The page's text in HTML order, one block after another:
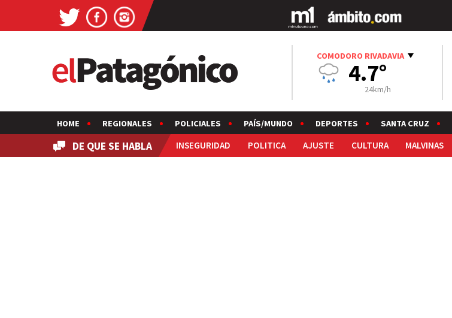
COMODORO RIVADAVIA
4.7°
24km/h
HOME REGIONALES POLICIALES PAÍS/MUNDO DEPORTES SANTA CRUZ
DE QUE SE HABLA INSEGURIDAD POLITICA AJUSTE CULTURA MALVINAS